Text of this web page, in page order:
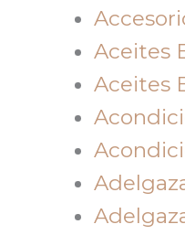
Aceites
Aceites